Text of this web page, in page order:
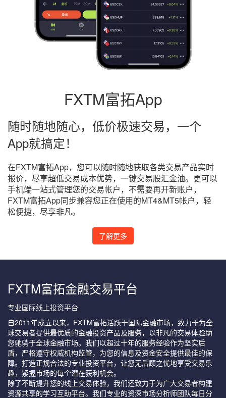
FXTM富拓App
随时随地随心，低价极速交易，一个
App就搞定！
在FXTM富拓App，您可以随时随地获取各类交易产品实时
报价，尽享超低交易成本优势，一键交易股汇金油。更可以
手机端一站式管理您的交易帐户，不需要再开新账户，
FXTM富拓App同步兼容您正在使用的MT4&MT5帐户，轻
松便捷，尽享非凡。
了解更多
FXTM富拓金融交易平台
专业国际线上投资平台
自2011年成立以来，FXTM富拓活跃于国际金融市场，致力于为全
球交易者提供最优质的金融投资产品及服务，以非凡的交易体验助
您驰骋于全球金融市场。我们以超过十年的服务经验作为坚实后
盾，严格遵守权威机构监管，为您的信息及资金安全提供最佳的保
障。打造正规合法的专业投资平台，让您无后顾之忧地享受交易乐
趣，紧握市场的每个潜在获利机会。
除了不断提升您的线上交易体验，我们还致力于为广大交易者构建
资源共享的学习互助平台。我们专业的资深市场分析师团队每日分